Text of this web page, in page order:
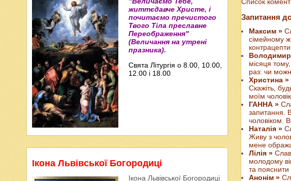
життєдавче Христе, і
почитаємо пречистого
Твого Тіла преславне
Переображення"
(Величання на утрені
празника).
Свята Літургія о 8.00, 10.00,
12.00 і 18.00
Ікона Львівської Богородиці
Ікона Львівської Богородиці
Запитання
Максим »
сімейному
місяця
раз: чи
Христина »
Скажіть,
моїм
ГАННА »
запитання.
чоловіком.
Наталія »
Живу з
мене
Лілія »
молодому
та пояснити
Анонім »